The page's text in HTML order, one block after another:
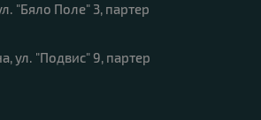
"Бяло Поле" 3, партер
ул. "Подвис" 9, партер